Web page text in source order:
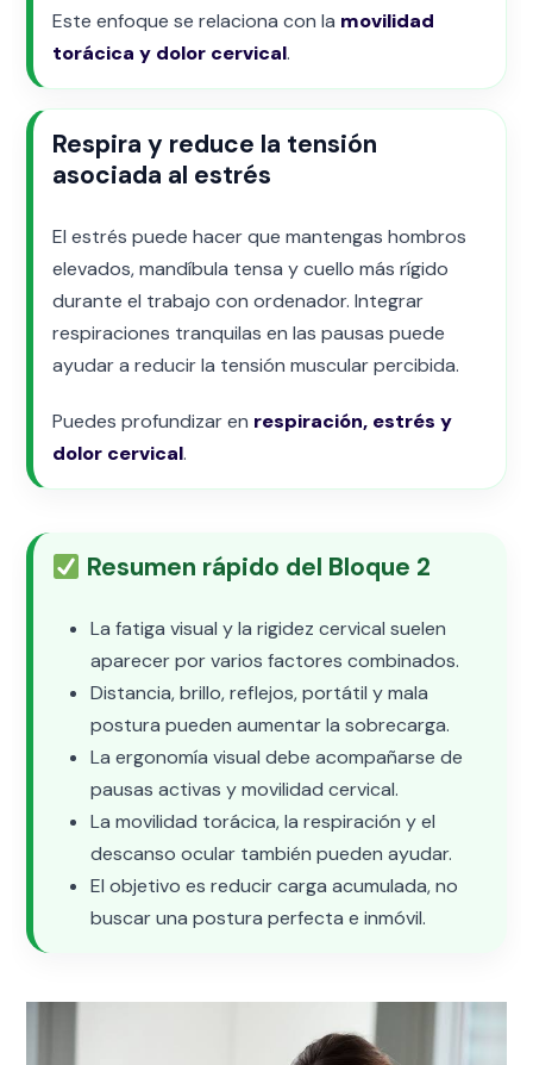
Este enfoque se relaciona con la movilidad
torácica y dolor cervical.
Respira y reduce la tensión
asociada al estrés
El estrés puede hacer que mantengas hombros
elevados, mandíbula tensa y cuello más rígido
durante el trabajo con ordenador. Integrar
respiraciones tranquilas en las pausas puede
ayudar a reducir la tensión muscular percibida.
Puedes profundizar en respiración, estrés y
dolor cervical.
Resumen rápido del Bloque 2
La fatiga visual y la rigidez cervical suelen
aparecer por varios factores combinados.
Distancia, brillo, reflejos, portátil y mala
postura pueden aumentar la sobrecarga.
La ergonomía visual debe acompañarse de
pausas activas y movilidad cervical.
La movilidad torácica, la respiración y el
descanso ocular también pueden ayudar.
El objetivo es reducir carga acumulada, no
buscar una postura perfecta e inmóvil.